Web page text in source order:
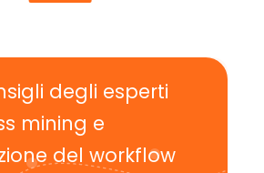
degli esperti
mining e
del workflow